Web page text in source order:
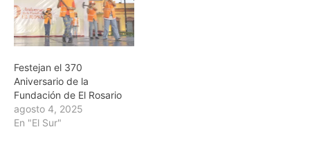
Festejan el 370
Aniversario de la
Fundación de El Rosario
agosto 4, 2025
En "El Sur"